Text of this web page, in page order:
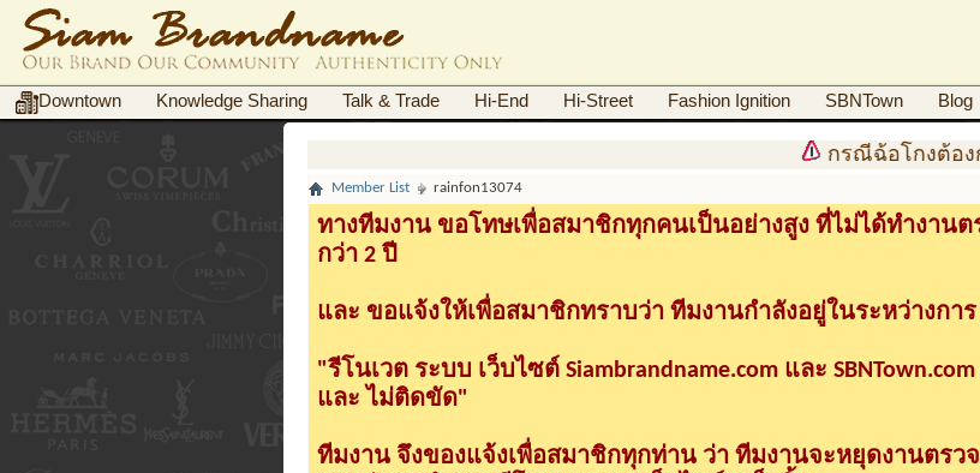
Downtown Knowledge Sharing Talk & Trade Hi-End Hi-Street Fashion Ignition SBNTown Blog
กรณีฉ้อโกงต้องกา
Member List rainfon13074
ทางทีมงาน ขอโทษเพื่อสมาชิกทุกคนเป็นอย่างสูง ที่ไม่ได้ทำงานตร
กว่า 2 ปี
และ ขอแจ้งให้เพื่อสมาชิกทราบว่า ทีมงานกำลังอยู่ในระหว่างการ
"รีโนเวต ระบบ เว็บไซต์ Siambrandname.com และ
และ ไม่ติดขัด"
ทีมงาน จึงของแจ้งเพื่อสมาชิกทุกท่าน ว่า ทีมงานจะหยุดงานตรวจ